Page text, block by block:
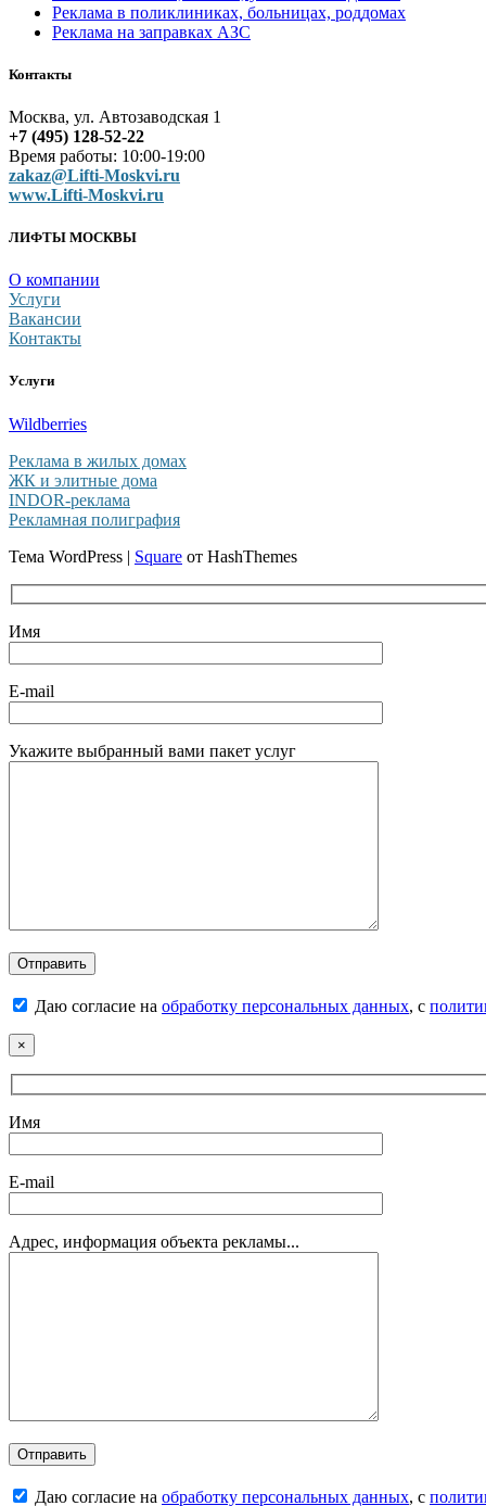
Реклама в поликлиниках, больницах, роддомах
Реклама на заправках АЗС
Контакты
Москва, ул. Автозаводская 1
+7 (495) 128-52-22
Время работы: 10:00-19:00
zakaz@Lifti-Moskvi.ru
www.Lifti-Moskvi.ru
ЛИФТЫ МОСКВЫ
О компании
Услуги
Вакансии
Контакты
Услуги
Wildberries
Реклама в жилых домах
ЖК и элитные дома
INDOR-реклама
Рекламная полиграфия
Тема WordPress | Square от HashThemes
Имя
E-mail
Укажите выбранный вами пакет услуг
Даю согласие на обработку персональных данных, с
×
Имя
E-mail
Адрес, информация объекта рекламы...
Даю согласие на обработку персональных данных, с